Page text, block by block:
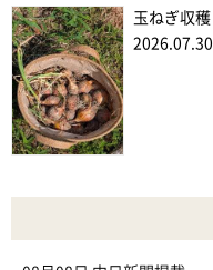
玉ねぎ収穫
2026.07.30